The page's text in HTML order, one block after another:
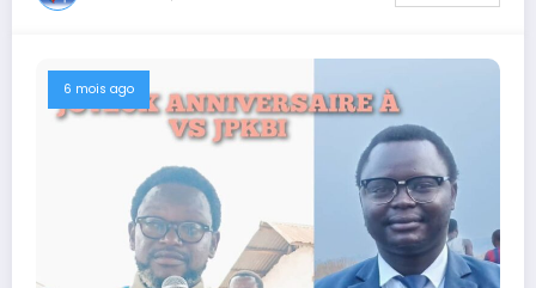
6 mois ago